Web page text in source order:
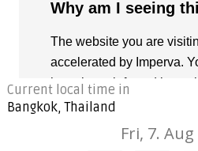
Current local time in
Bangkok, Thailand